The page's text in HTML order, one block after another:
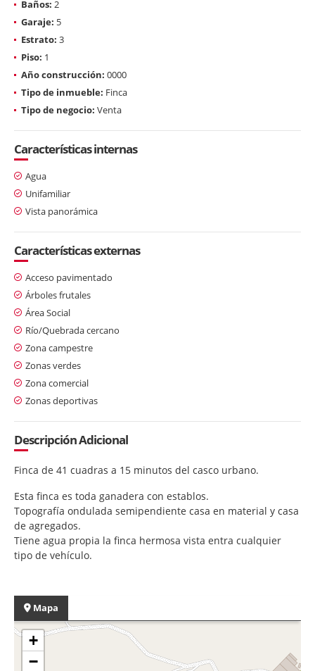
Baños: 2
Garaje: 5
Estrato: 3
Piso: 1
Año construcción: 0000
Tipo de inmueble: Finca
Tipo de negocio: Venta
Características internas
Agua
Unifamiliar
Vista panorámica
Características externas
Acceso pavimentado
Árboles frutales
Área Social
Río/Quebrada cercano
Zona campestre
Zonas verdes
Zona comercial
Zonas deportivas
Descripción Adicional
Finca de 41 cuadras a 15 minutos del casco urbano.
Esta finca es toda ganadera con establos.
Topografía ondulada semipendiente casa en material y casa
de agregados.
Tiene agua propia la finca hermosa vista entra cualquier
tipo de vehículo.
Mapa
+
−